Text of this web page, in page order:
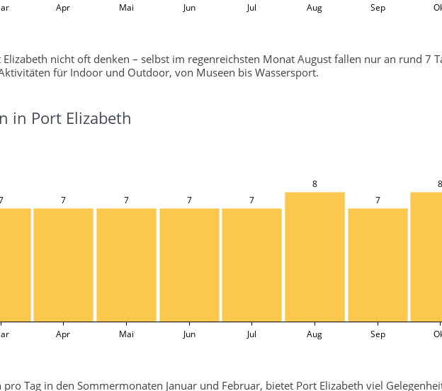
Apr Mai Jun Jul Aug Sep
nicht oft denken – selbst im regenreichsten Monat August fallen nur an rund 7
für Indoor und Outdoor, von Museen bis Wassersport.
in Port Elizabeth
7 7 7 7
8
7
8
Apr Mai Jun Jul Aug Sep
Tag in den Sommermonaten Januar und Februar, bietet Port Elizabeth viel